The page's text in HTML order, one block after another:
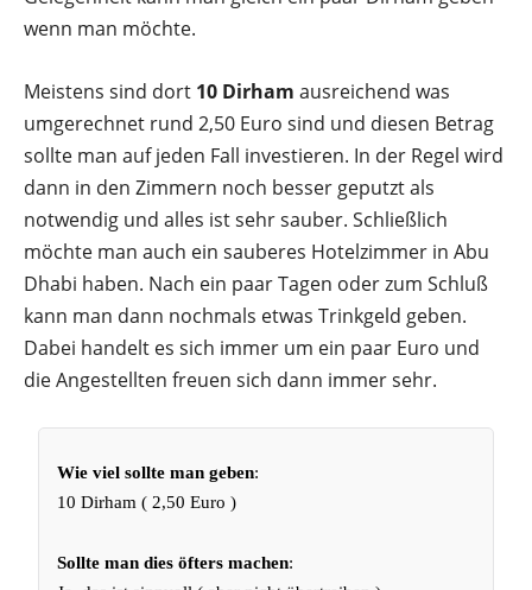
wenn man möchte.
Meistens sind dort 10 Dirham ausreichend was
umgerechnet rund 2,50 Euro sind und diesen Betrag
sollte man auf jeden Fall investieren. In der Regel wird
dann in den Zimmern noch besser geputzt als
notwendig und alles ist sehr sauber. Schließlich
möchte man auch ein sauberes Hotelzimmer in Abu
Dhabi haben. Nach ein paar Tagen oder zum Schluß
kann man dann nochmals etwas Trinkgeld geben.
Dabei handelt es sich immer um ein paar Euro und
die Angestellten freuen sich dann immer sehr.
Wie viel sollte man geben:
10 Dirham ( 2,50 Euro )
Sollte man dies öfters machen: